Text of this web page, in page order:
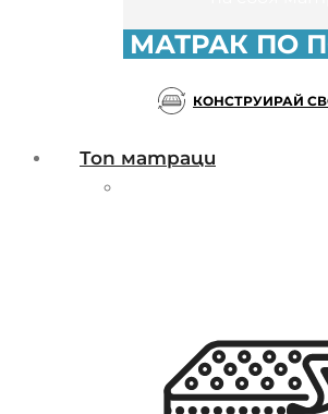
МАТРАК ПО
КОНСТРУИРАЙ
Топ матраци